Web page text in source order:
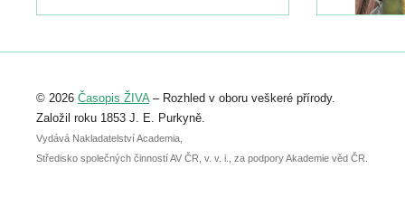
Registrovat se můžete do 6. září.
abstraktu přihlášené přednášky nebo
posteru je už 30. června.
© 2026 Časopis ŽIVA– Rozhled v oboru veškeré přírody.
Založil roku 1853 J. E. Purkyně.
Vydává Nakladatelství Academia,
Středisko společných činností AV ČR, v. v. i., za podpory Akademie věd ČR.